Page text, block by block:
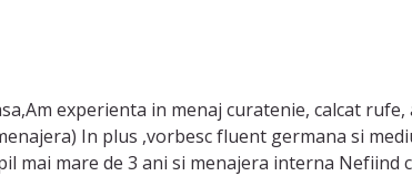
experienta in menaj curatenie, calcat
In plus ,vorbesc fluent germana si
mai mare de 3 ani si menajera interna